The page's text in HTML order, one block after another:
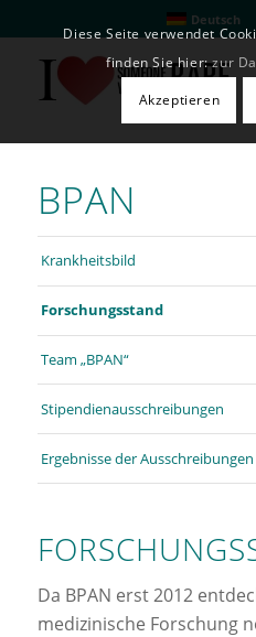
Deutsch
BPAN
Krankheitsbild
Forschungsstand
Team „BPAN“
Stipendienausschreibungen
Ergebnisse der Ausschreibungen
Da BPAN erst 2012
medizinische Forschung
Diese Seite verwendet
finden Sie hier:zur
Akzeptieren